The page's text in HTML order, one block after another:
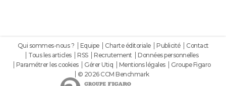
Qui sommes-nous ? Equipe Charte éditoriale Publicité
Contact
Tous les articles
RSS Recrutement
Données personnelles
Paramétrer les cookies
Gérer Utiq Mentions légales
Groupe Figaro
© 2026 CCM Benchmark